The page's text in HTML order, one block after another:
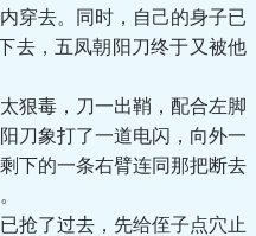
穿去。同时，自己的身子已
去，五凤朝阳刀终于又被他
毒，刀一出鞘，配合左脚
刀象打了一道电闪，向外一
下的一条右臂连同那把断去
了过去，先给侄子点穴止